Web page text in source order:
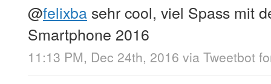
@felixba sehr cool, viel Spass mit
Smartphone 2016
11:13 PM, Dec 24th, 2016 via Tweetbot